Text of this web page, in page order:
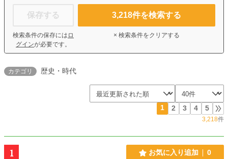
保存する
検索条件の保存には ロ
グインが必要です。
3,218件を検索する
× 検索条件をクリアする
カテゴリ 歴史・時代
1 2 3 4 5
3,218件
1 お気に入り追加 0